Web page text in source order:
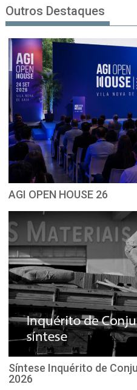
Outros Destaques
AGI OPEN HOUSE 26
Síntese Inquérito de
2026